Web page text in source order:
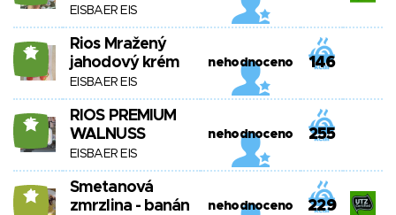
EISBAER EIS
15
Rios Mražený
jahodový krém
EISBAER EIS
nehodnoceno 146
15
RIOS PREMIUM
WALNUSS
EISBAER EIS
nehodnoceno 255
11
Smetanová
zmrzlina - banán
nehodnoceno 229